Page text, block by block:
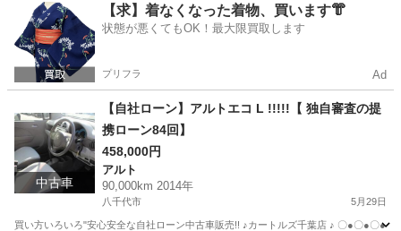
千葉 八千代市 エスティマ カートルズ
【求】着なくなった着物、買います👘
状態が悪くてもOK！最大限買取します
プリフラ Ad
中古車
【自社ローン】アルトエコ L !!!!!【 独自審査の提
携ローン84回】
458,000円
アルト
90,000km 2014年
八千代市 5月29日
買い方いろいろ"安心安全な自社ローン中古車販売!! ♪カートルズ千葉店 ♪ 〇●〇●〇